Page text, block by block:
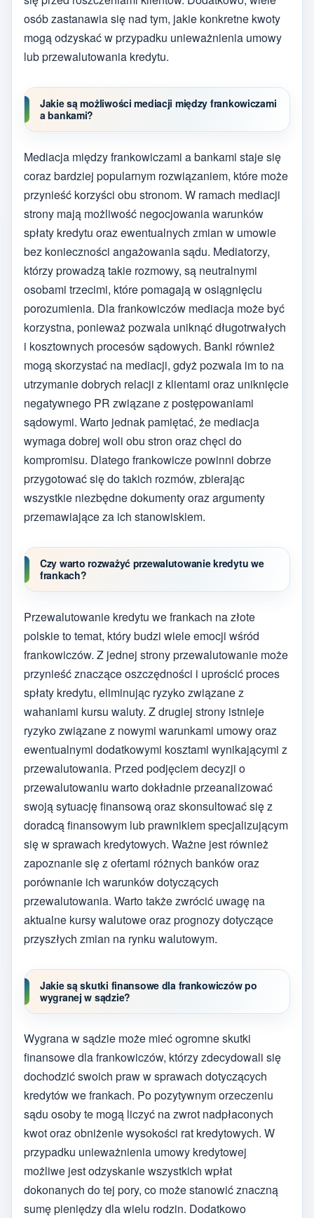
osób zastanawia się nad tym, jakie konkretne kwoty
mogą odzyskać w przypadku unieważnienia umowy
lub przewalutowania kredytu.
Jakie są możliwości mediacji między frankowiczami
a bankami?
Mediacja między frankowiczami a bankami staje się
coraz bardziej popularnym rozwiązaniem, które może
przynieść korzyści obu stronom. W ramach mediacji
strony mają możliwość negocjowania warunków
spłaty kredytu oraz ewentualnych zmian w umowie
bez konieczności angażowania sądu. Mediatorzy,
którzy prowadzą takie rozmowy, są neutralnymi
osobami trzecimi, które pomagają w osiągnięciu
porozumienia. Dla frankowiczów mediacja może być
korzystna, ponieważ pozwala uniknąć długotrwałych
i kosztownych procesów sądowych. Banki również
mogą skorzystać na mediacji, gdyż pozwala im to na
utrzymanie dobrych relacji z klientami oraz uniknięcie
negatywnego PR związane z postępowaniami
sądowymi. Warto jednak pamiętać, że mediacja
wymaga dobrej woli obu stron oraz chęci do
kompromisu. Dlatego frankowicze powinni dobrze
przygotować się do takich rozmów, zbierając
wszystkie niezbędne dokumenty oraz argumenty
przemawiające za ich stanowiskiem.
Czy warto rozważyć przewalutowanie kredytu we
frankach?
Przewalutowanie kredytu we frankach na złote
polskie to temat, który budzi wiele emocji wśród
frankowiczów. Z jednej strony przewalutowanie może
przynieść znaczące oszczędności i uprościć proces
spłaty kredytu, eliminując ryzyko związane z
wahaniami kursu waluty. Z drugiej strony istnieje
ryzyko związane z nowymi warunkami umowy oraz
ewentualnymi dodatkowymi kosztami wynikającymi z
przewalutowania. Przed podjęciem decyzji o
przewalutowaniu warto dokładnie przeanalizować
swoją sytuację finansową oraz skonsultować się z
doradcą finansowym lub prawnikiem specjalizującym
się w sprawach kredytowych. Ważne jest również
zapoznanie się z ofertami różnych banków oraz
porównanie ich warunków dotyczących
przewalutowania. Warto także zwrócić uwagę na
aktualne kursy walutowe oraz prognozy dotyczące
przyszłych zmian na rynku walutowym.
Jakie są skutki finansowe dla frankowiczów po
wygranej w sądzie?
Wygrana w sądzie może mieć ogromne skutki
finansowe dla frankowiczów, którzy zdecydowali się
dochodzić swoich praw w sprawach dotyczących
kredytów we frankach. Po pozytywnym orzeczeniu
sądu osoby te mogą liczyć na zwrot nadpłaconych
kwot oraz obniżenie wysokości rat kredytowych. W
przypadku unieważnienia umowy kredytowej
możliwe jest odzyskanie wszystkich wpłat
dokonanych do tej pory, co może stanowić znaczną
sumę pieniędzy dla wielu rodzin. Dodatkowo